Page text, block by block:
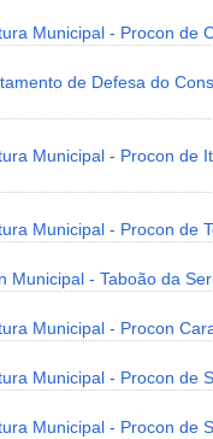
Municipal - Procon de
de Defesa do
Municipal - Procon de
Municipal - Procon de
Municipal - Taboão da
Municipal - Procon
Municipal - Procon de
Municipal - Procon de